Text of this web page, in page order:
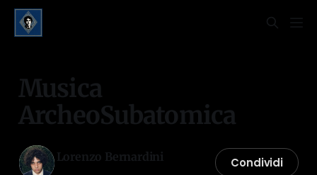
Musica
ArcheoSubatomica
Lorenzo Bernardini Condividi